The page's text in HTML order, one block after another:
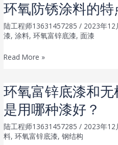
漆
见
病
决
方
锌
底
漆
用
烯
酸
面
漆
吗
环氧防锈涂料的
陆工程师13631457285/ 2023年
漆,涂料,环氧富锌底漆,面漆
环
锈
涂
的
Read More »
环氧富锌底漆和
是用哪种漆好？
陆工程师13631457285/ 2023年
料,环氧富锌底漆,钢结构